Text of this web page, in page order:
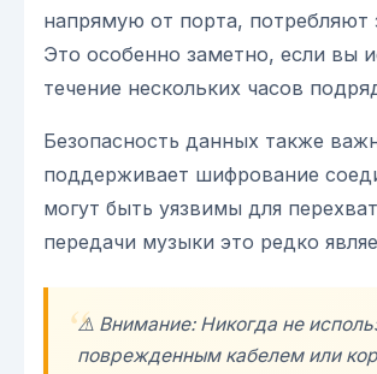
напрямую от порта, потребляют
Это особенно заметно, если вы
течение нескольких часов
Безопасность данных также
поддерживает шифрование
могут быть уязвимы для
передачи музыки это редко
⚠️ Внимание: Никогда не
поврежденным кабелем или